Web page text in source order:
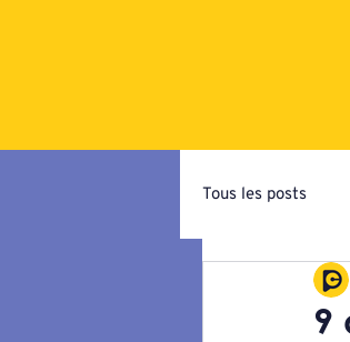
Tous les posts
Campagne
9